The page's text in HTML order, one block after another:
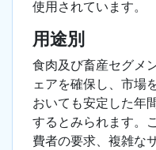
使用されています。
用途別
食肉及び畜産セグメ
ェアを確保し、市場
おいても安定した年
するとみられます。
費者の要求、複雑な